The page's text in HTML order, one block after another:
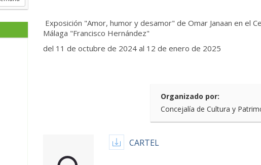
Exposición "Amor, humor y desamor" de Omar Janaan en el
Málaga "Francisco Hernández"
del 11 de octubre de 2024 al 12 de enero de 2025
Organizado por:
Concejalía de Cultura y
CARTEL